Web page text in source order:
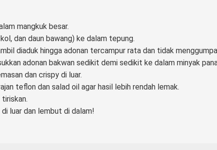
mangkuk besar.
dan daun bawang) ke dalam tepung.
diaduk hingga adonan tercampur rata dan tidak
adonan bakwan sedikit demi sedikit ke dalam minyak
dan crispy di luar.
teflon dan salad oil agar hasil lebih rendah lemak.
luar dan lembut di dalam!